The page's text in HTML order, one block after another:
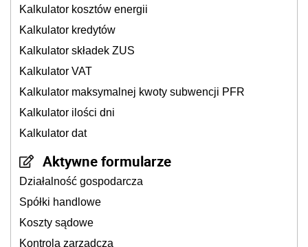
Kalkulator kosztów energii
Kalkulator kredytów
Kalkulator składek ZUS
Kalkulator VAT
Kalkulator maksymalnej kwoty subwencji PFR
Kalkulator ilości dni
Kalkulator dat
Aktywne formularze
Działalność gospodarcza
Spółki handlowe
Koszty sądowe
Kontrola zarządcza